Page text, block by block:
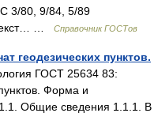
3/80, 9/84, 5/89
…
Справочник ГОСТов
геодезических пунктов.
ГОСТ 25634 83:
Форма и
Общие сведения 1.1.1. В